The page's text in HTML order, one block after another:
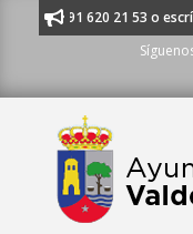
al 91 620 21 53 o